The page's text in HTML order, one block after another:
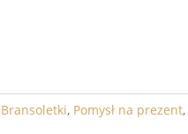
Bransoletki, Pomysł na prezent,